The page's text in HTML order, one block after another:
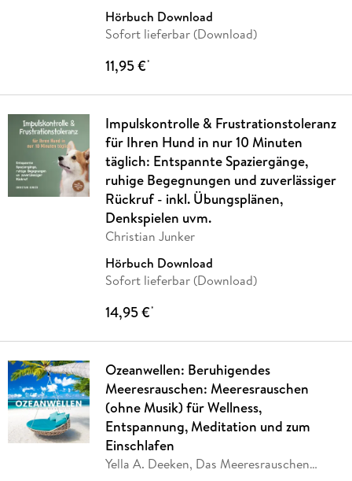
Hörbuch Download
Sofort lieferbar (Download)
11,95 €*
Impulskontrolle & Frustrationstoleranz
für Ihren Hund in nur 10 Minuten
täglich: Entspannte Spaziergänge,
ruhige Begegnungen und zuverlässiger
Rückruf - inkl. Übungsplänen,
Denkspielen uvm.
Christian Junker
Hörbuch Download
Sofort lieferbar (Download)
14,95 €*
Ozeanwellen: Beruhigendes
Meeresrauschen: Meeresrauschen
(ohne Musik) für Wellness,
Entspannung, Meditation und zum
Einschlafen
Yella A. Deeken, Das Meeresrauschen